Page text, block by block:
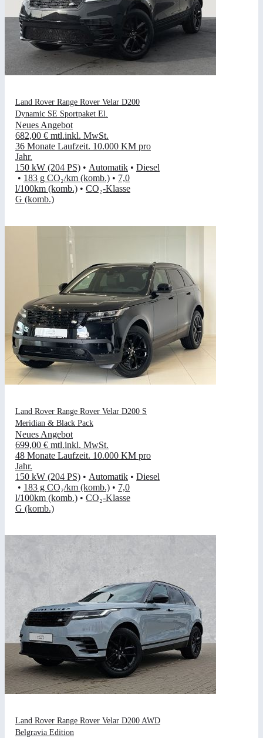
Land Rover Range Rover Velar D200
Dynamic SE Sportpaket El.
Neues Angebot
682,00 € mtl.inkl. MwSt.
36 Monate Laufzeit. 10.000 KM pro
Jahr.
150 kW (204 PS) • Automatik • Diesel
• 183 g CO₂/km (komb.) • 7,0
l/100km (komb.) • CO₂-Klasse
G (komb.)
Land Rover Range Rover Velar D200 S
Meridian & Black Pack
Neues Angebot
699,00 € mtl.inkl. MwSt.
48 Monate Laufzeit. 10.000 KM pro
Jahr.
150 kW (204 PS) • Automatik • Diesel
• 183 g CO₂/km (komb.) • 7,0
l/100km (komb.) • CO₂-Klasse
G (komb.)
Land Rover Range Rover Velar D200 AWD
Belgravia Edition